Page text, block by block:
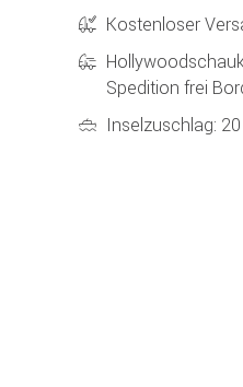
Kostenloser
Spedition frei
Inselzuschlag: